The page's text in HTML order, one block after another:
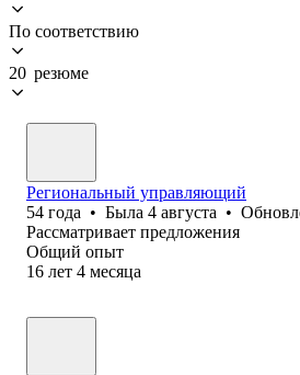
По соответствию
20 резюме
Региональный управляющий
54 года • Была 4 августа •
Рассматривает предложения
Общий опыт
16 лет 4 месяца